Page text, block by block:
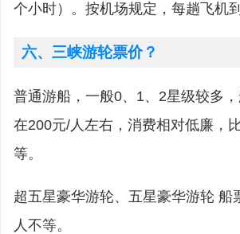
个小时）。按机场规定，每趟飞机
六、三峡游轮票价？
普通游船，一般0、1、2星级较多
在200元/人左右，消费相对低廉，
等。
超五星豪华游轮、五星豪华游轮
人不等。